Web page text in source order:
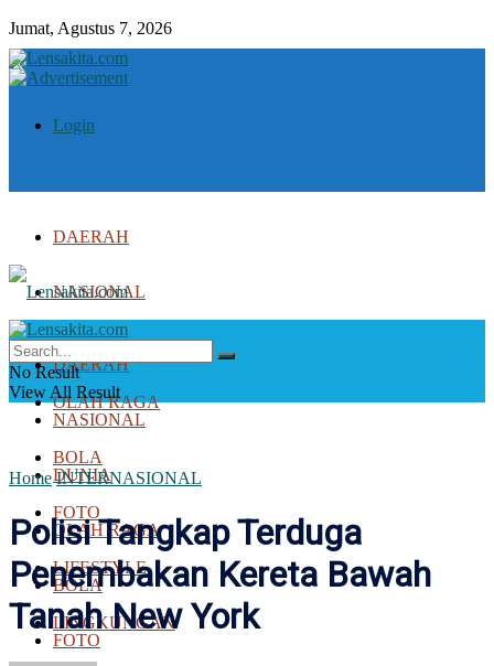
Jumat, Agustus 7, 2026
Login
DAERAH
NASIONAL
DUNIA
OLAH RAGA
BOLA
FOTO
LIFESTYLE
LINGKUNGAN
DAERAH
NASIONAL
DUNIA
OLAH RAGA
BOLA
FOTO
No Result
View All Result
Home INTERNASIONAL
Polisi Tangkap Terduga
Penembakan Kereta Bawah
Tanah New York